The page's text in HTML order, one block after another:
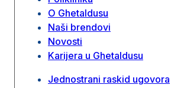
O Ghetaldusu
Naši brendovi
Novosti
Karijera u Ghetaldusu
Jednostrani raskid ugovora